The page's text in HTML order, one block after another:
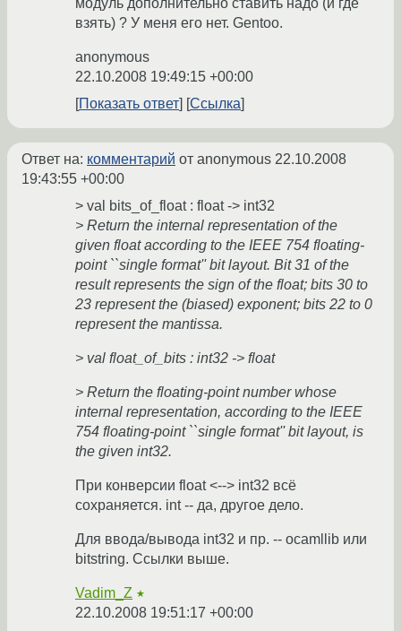
модуль дополнительно ставить надо (и где
взять) ? У меня его нет. Gentoo.
anonymous
22.10.2008 19:49:15 +00:00
Показать ответ
Ссылка
Ответ на: комментарий от anonymous 22.10.2008
19:43:55 +00:00
> val bits_of_float : float -> int32
> Return the internal representation of the
given float according to the IEEE 754 floating-
point ``single format'' bit layout. Bit 31 of the
result represents the sign of the float; bits 30 to
23 represent the (biased) exponent; bits 22 to 0
represent the mantissa.
> val float_of_bits : int32 -> float
> Return the floating-point number whose
internal representation, according to the IEEE
754 floating-point ``single format'' bit layout, is
the given int32.
При конверсии float <--> int32 всё
сохраняется. int -- да, другое дело.
Для ввода/вывода int32 и пр. -- ocamllib или
bitstring. Ссылки выше.
Vadim_Z ★
22.10.2008 19:51:17 +00:00